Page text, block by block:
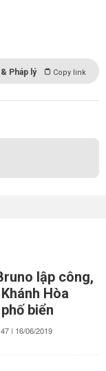
Pháp lý Copy link
lập công,
Hòa
biển
| 16/06/2019